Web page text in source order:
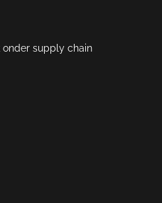
onder supply chain